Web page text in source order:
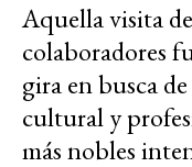
Aquella visita
colaboradores
gira en busca
cultural y
más nobles